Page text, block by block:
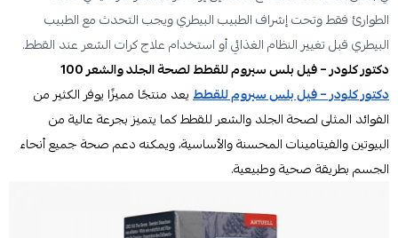
الطوارئ فقط وتحت إشراف الطبيب البيطري ويجب التحدث مع الطبيب
البيطري قبل تغيير النظام الغذائي أو استخدام علاج كرات الشعر عند القطط.
دكتور كلودر – فيل بلس سيروم للقطط لصحة الجلد والشعر 100
دكتور كلودر – فيل بلس سيروم للقططيعد منتجًا مميزًا يوفر الكثير من
الفوائد المثلى لصحة الجلد والشعر للقطط كما يتميز بجرعة عالية من
البيوتين والفيتامينات المحسنة والأساسية، ويمكنه دعم صحة جميع أنحاء
الجسم بطريقة صحية وطبيعية.